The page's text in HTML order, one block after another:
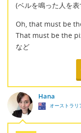
(ベルを鳴った人を表
Oh, that must be
That must be the
など
Hana
オーストラリ